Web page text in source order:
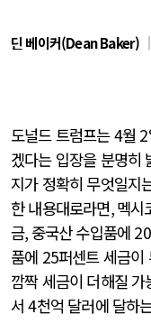
딘 베이커(Dean Baker)
도널드 트럼프는4월 2
겠다는 입장을 분명히
지가 정확히 무엇일지
한 내용대로라면,멕시
금, 중국산 수입품에 20
품에 25퍼센트 세금이
깜짝 세금이 더해질 가
서4천억 달러에 달하